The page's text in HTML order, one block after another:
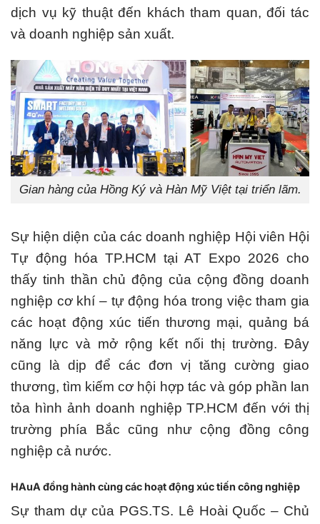
dịch vụ kỹ thuật đến khách tham quan, đối tác
và doanh nghiệp sản xuất.
Gian hàng của Hồng Ký và Hàn Mỹ Việt tại triển lãm.
Sự hiện diện của các doanh nghiệp Hội viên Hội
Tự động hóa TP.HCM tại AT Expo 2026 cho
thấy tinh thần chủ động của cộng đồng doanh
nghiệp cơ khí – tự động hóa trong việc tham gia
các hoạt động xúc tiến thương mại, quảng bá
năng lực và mở rộng kết nối thị trường. Đây
cũng là dịp để các đơn vị tăng cường giao
thương, tìm kiếm cơ hội hợp tác và góp phần lan
tỏa hình ảnh doanh nghiệp TP.HCM đến với thị
trường phía Bắc cũng như cộng đồng công
nghiệp cả nước.
HAuA đồng hành cùng các hoạt động xúc tiến công nghiệp
Sự tham dự của PGS.TS. Lê Hoài Quốc – Chủ